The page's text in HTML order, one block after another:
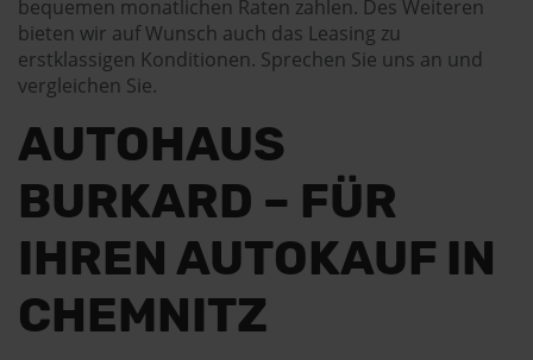
bequemen monatlichen Raten zahlen. Des Weiteren
bieten wir auf Wunsch auch das Leasing zu
erstklassigen Konditionen. Sprechen Sie uns an und
vergleichen Sie.
AUTOHAUS
BURKARD – FÜR
IHREN AUTOKAUF IN
CHEMNITZ